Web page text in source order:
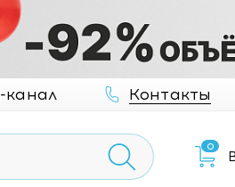
канал Контакты
0